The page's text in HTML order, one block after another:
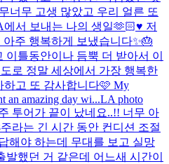
너무 고생 많았고 우리 얼른 또
에서 보내는 나의 생일🫶🏻♥️ 저
주 행복하게 보냈습니다✨🎂
틀동안이나 듬뿍 더 받아서 이
로 정말 세상에서 가장 행복한
고 또 감사합니다🩷 My
an amazing day wi...LA photo
투어가 끝이 났네요..!! 너무 아
라는 긴 시간 동안 컨디션 조절
해야 하는데 무대를 보고 실망
했던 거 같은데 어느새 시간이